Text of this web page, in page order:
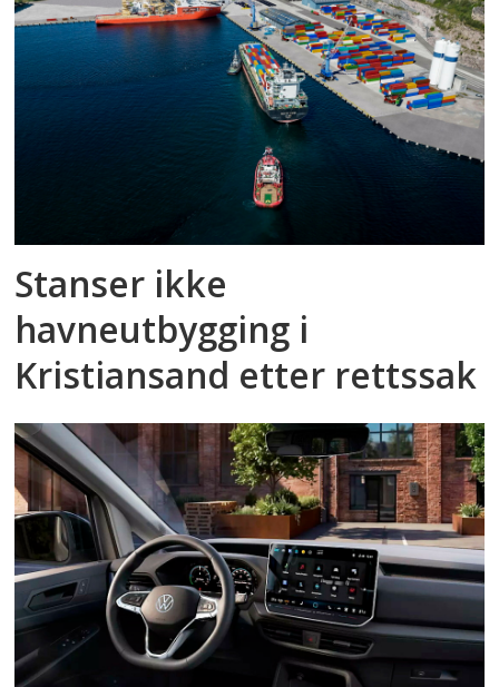
Stanser ikke
havneutbygging i
Kristiansand etter rettssak